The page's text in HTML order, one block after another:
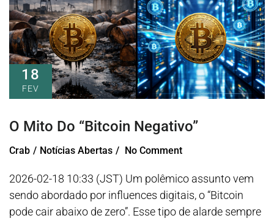
18
FEV
O Mito Do “Bitcoin Negativo”
Crab Notícias Abertas No Comment
2026-02-18 10:33 (JST) Um polêmico assunto vem
sendo abordado por influences digitais, o “Bitcoin
pode cair abaixo de zero”. Esse tipo de alarde sempre